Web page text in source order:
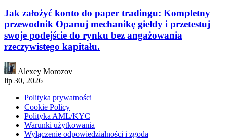
Jak założyć konto do paper tradingu: Kompletny
przewodnik Opanuj mechanikę giełdy i przetestuj
swoje podejście do rynku bez angażowania
rzeczywistego kapitału.
Alexey Morozov |
lip 30, 2026
Polityka prywatności
Cookie Policy
Polityka AML/KYC
Warunki użytkowania
Wyłączenie odpowiedzialności i zgoda